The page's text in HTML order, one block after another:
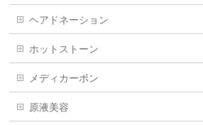
ヘアドネーション
ホットストーン
メディカーボン
原液美容